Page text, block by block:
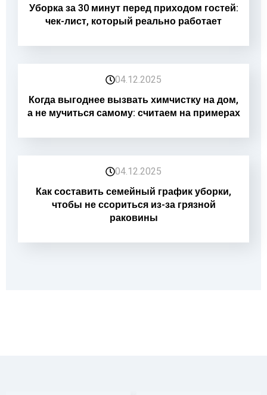
Уборка за 30 минут перед приходом гостей:
чек-лист, который реально работает
04.12.2025
Когда выгоднее вызвать химчистку на дом,
а не мучиться самому: считаем на примерах
04.12.2025
Как составить семейный график уборки,
чтобы не ссориться из-за грязной
раковины